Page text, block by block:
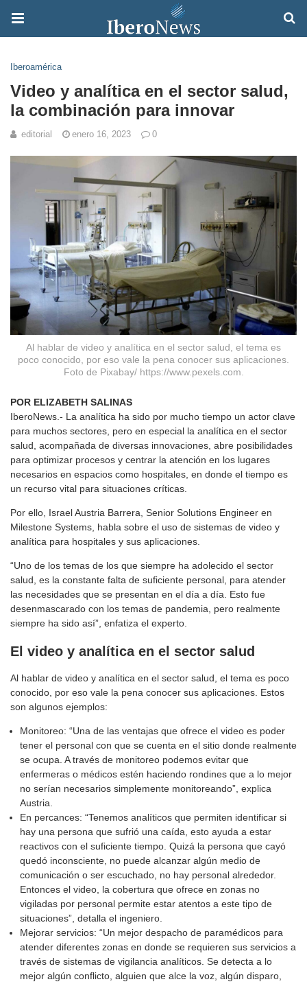
Iberoamérica
Video y analítica en el sector salud,
la combinación para innovar
editorial enero 16, 2023 0
Al hablar de video y analítica en el sector salud, el tema es
poco conocido, por eso vale la pena conocer sus aplicaciones.
Foto de Pixabay/ https://www.pexels.com.
POR ELIZABETH SALINAS
IberoNews.- La analítica ha sido por mucho tiempo un actor clave
para muchos sectores, pero en especial la analítica en el sector
salud, acompañada de diversas innovaciones, abre posibilidades
para optimizar procesos y centrar la atención en los lugares
necesarios en espacios como hospitales, en donde el tiempo es
un recurso vital para situaciones críticas.
Por ello, Israel Austria Barrera, Senior Solutions Engineer en
Milestone Systems, habla sobre el uso de sistemas de video y
analítica para hospitales y sus aplicaciones.
“Uno de los temas de los que siempre ha adolecido el sector
salud, es la constante falta de suficiente personal, para atender
las necesidades que se presentan en el día a día. Esto fue
desenmascarado con los temas de pandemia, pero realmente
siempre ha sido así”, enfatiza el experto.
El video y analítica en el sector salud
Al hablar de video y analítica en el sector salud, el tema es poco
conocido, por eso vale la pena conocer sus aplicaciones. Estos
son algunos ejemplos:
Monitoreo: “Una de las ventajas que ofrece el video es poder
tener el personal con que se cuenta en el sitio donde realmente
se ocupa. A través de monitoreo podemos evitar que
enfermeras o médicos estén haciendo rondines que a lo mejor
no serían necesarios simplemente monitoreando”, explica
Austria.
En percances: “Tenemos analíticos que permiten identificar si
hay una persona que sufrió una caída, esto ayuda a estar
reactivos con el suficiente tiempo. Quizá la persona que cayó
quedó inconsciente, no puede alcanzar algún medio de
comunicación o ser escuchado, no hay personal alrededor.
Entonces el video, la cobertura que ofrece en zonas no
vigiladas por personal permite estar atentos a este tipo de
situaciones”, detalla el ingeniero.
Mejorar servicios: “Un mejor despacho de paramédicos para
atender diferentes zonas en donde se requieren sus servicios a
través de sistemas de vigilancia analíticos. Se detecta a lo
mejor algún conflicto, alguien que alce la voz, algún disparo,